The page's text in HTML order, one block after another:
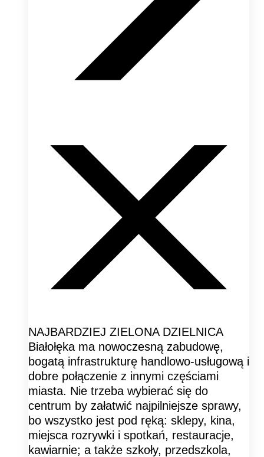
NAJBARDZIEJ ZIELONA DZIELNICA
Białołęka ma nowoczesną zabudowę,
bogatą infrastrukturę handlowo-usługową i
dobre połączenie z innymi częściami
miasta. Nie trzeba wybierać się do
centrum by załatwić najpilniejsze sprawy,
bo wszystko jest pod ręką: sklepy, kina,
miejsca rozrywki i spotkań, restauracje,
kawiarnie; a także szkoły, przedszkola,